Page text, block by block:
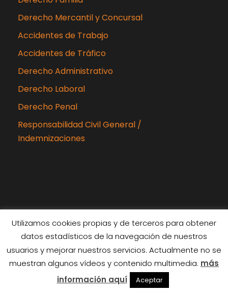
Derecho Mercantil y Concursal
Accidentes de Trabajo
Accidentes de Tráfico
Derecho Administrativo
Derecho Laboral
Derecho Penal
Responsabilidad Civil General /
Indemnizaciones
Copyright 2024 Rubiabogados, Todos los
derechos reservados
Diseñado por
Interiberica
Utilizamos cookies propias y de terceros para obtener
datos estadísticos de la navegación de nuestros
usuarios y mejorar nuestros servicios. Actualmente no se
muestran algunos vídeos y contenido multimedia. más
información aquí
Aceptar